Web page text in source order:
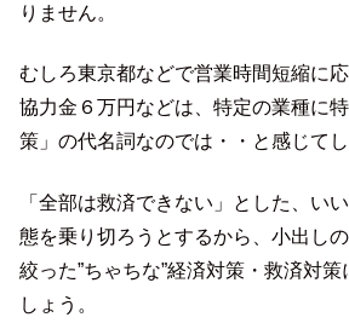
りません。
むしろ東京都などで営業時間短縮に
協力金６万円などは、特定の業種に
策」の代名詞なのでは・・と感じてし
「全部は救済できない」とした、い
態を乗り切ろうとするから、小出し
絞った”ちゃちな”経済対策・救済対
しょう。